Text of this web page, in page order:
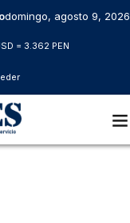
domingo, agosto 9, 2026
= 3.362 PEN